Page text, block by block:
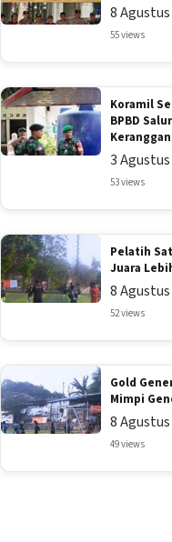
8
55 views
Koramil
BPBD
Keranggan
3
53 views
Pelatih
Juara
8
52 views
Gold
Mimpi
8
49 views